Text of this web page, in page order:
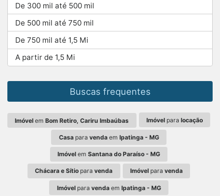
De 300 mil até 500 mil
De 500 mil até 750 mil
De 750 mil até 1,5 Mi
A partir de 1,5 Mi
Buscas frequentes
Imóvel emBom Retiro, Cariru Imbaúbas Imóvelpara locação
Casapara vendaem Ipatinga - MG
Imóvel em Santana do Paraíso - MG
Chácara e Sítio paravenda Imóvelpara venda
Imóvelpara vendaem Ipatinga - MG